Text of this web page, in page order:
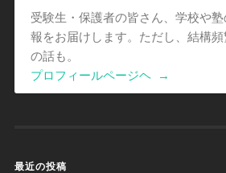
受験生・保護者の皆さん、学校や
報をお届けします。ただし、結構
の話も。
プロフィールページヘ
→
最近の投稿